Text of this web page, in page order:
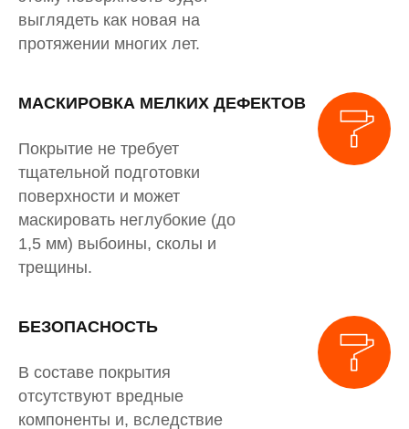
выглядеть как новая на
протяжении многих лет.
МАСКИРОВКА МЕЛКИХ ДЕФЕКТОВ
Покрытие не требует
тщательной подготовки
поверхности и может
маскировать неглубокие (до
1,5 мм) выбоины, сколы и
трещины.
БЕЗОПАСНОСТЬ
В составе покрытия
отсутствуют вредные
компоненты и, вследствие